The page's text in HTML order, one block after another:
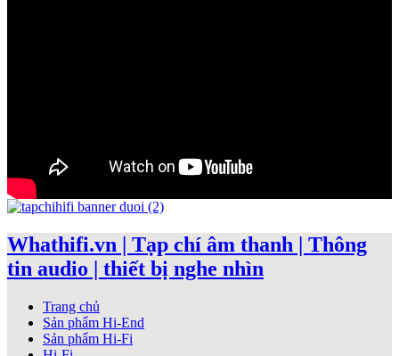
Whathifi.vn | Tạp chí âm thanh | Thông
tin audio | thiết bị nghe nhìn
Trang chủ
Sản phẩm Hi-End
Sản phẩm Hi-Fi